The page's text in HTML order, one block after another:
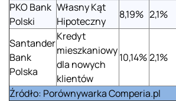
PKO Bank
Polski
Własny Kąt
Hipoteczny
8,19% 2,1%
Santander
Bank
Polska
Kredyt
mieszkaniowy
dla nowych
klientów
10,14%2,1%
Źródło: Porównywarka Comperia.pl